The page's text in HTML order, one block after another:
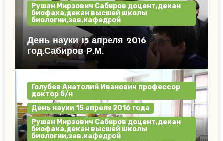
Рушан Мирзович Сабиров доцент,декан
биофака,декан высшей школы
биологии,зав.кафедрой
День науки 15 апреля 2016
год.Сабиров Р.М.
Голубев Анатолий Иванович профессор
доктор б/н
День науки 15 апреля 2016 года
Рушан Мирзович Сабиров доцент,декан
биофака,декан высшей школы
биологии,зав.кафедрой